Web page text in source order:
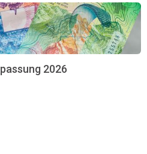
2026